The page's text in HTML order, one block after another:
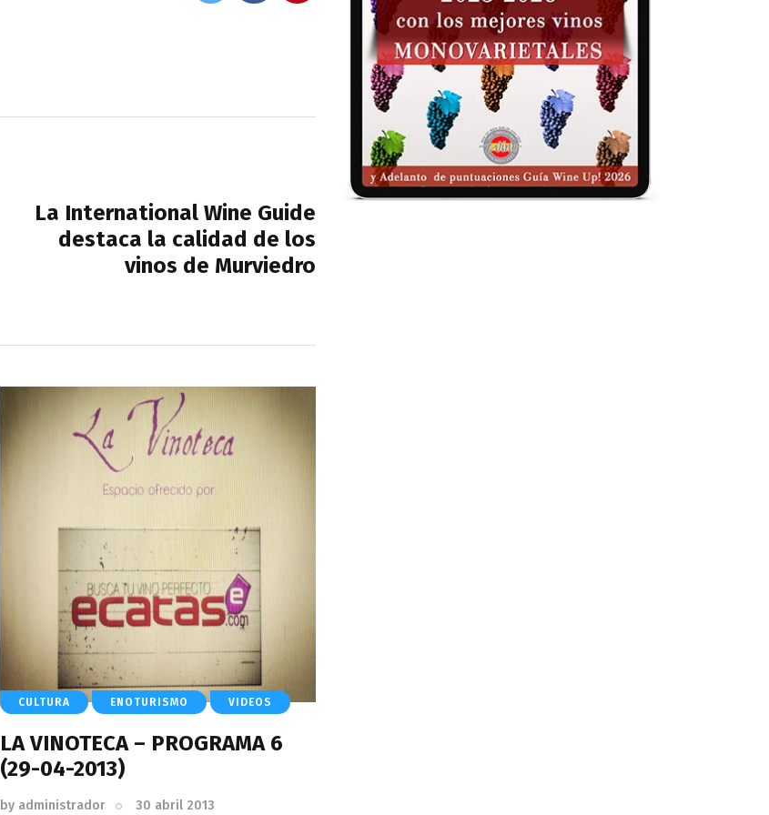
La International Wine Guide
destaca la calidad de los
vinos de Murviedro
CULTURA ENOTURISMO VIDEOS
LA VINOTECA – PROGRAMA 6
(29-04-2013)
by administrador 30 abril 2013